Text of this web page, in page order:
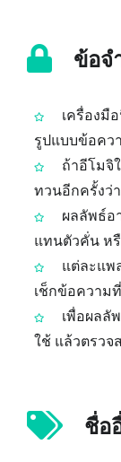
ข้อจ
เครื่องมื
รูปแบบข้อคว
ถ้าอีโมจิ
ทวนอีกครั้งว่
ผลลัพธ์อ
แทนตัวคั่น ห
แต่ละแพ
เช็กข้อความ
เพื่อผลลั
ใช้ แล้วตรว
ชื่อ